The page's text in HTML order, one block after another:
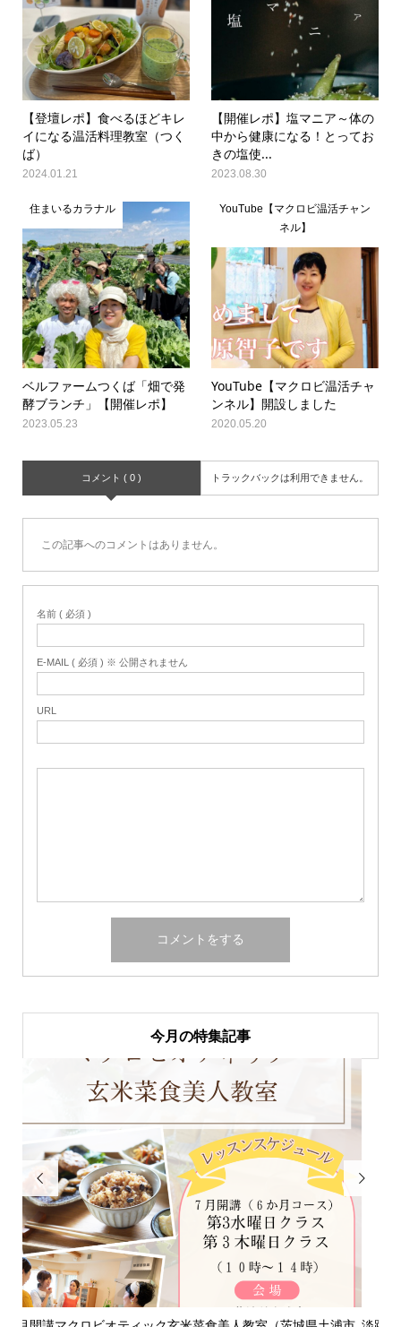
【登壇レポ】食べるほどキレ
イになる温活料理教室（つく
ば）
2024.01.21
【開催レポ】塩マニア～体の
中から健康になる！とってお
きの塩使...
2023.08.30
住まいるカラナル
ベルファームつくば「畑で発
酵ブランチ」【開催レポ】
2023.05.23
YouTube【マクロビ温活チャン
ネル】
YouTube【マクロビ温活チャ
ンネル】開設しました
2020.05.20
コメント ( 0 ) トラックバックは利用できません。
この記事へのコメントはありません。
名前 ( 必須 )
E-MAIL ( 必須 ) ※ 公開されません
URL
今月の特集記事
 